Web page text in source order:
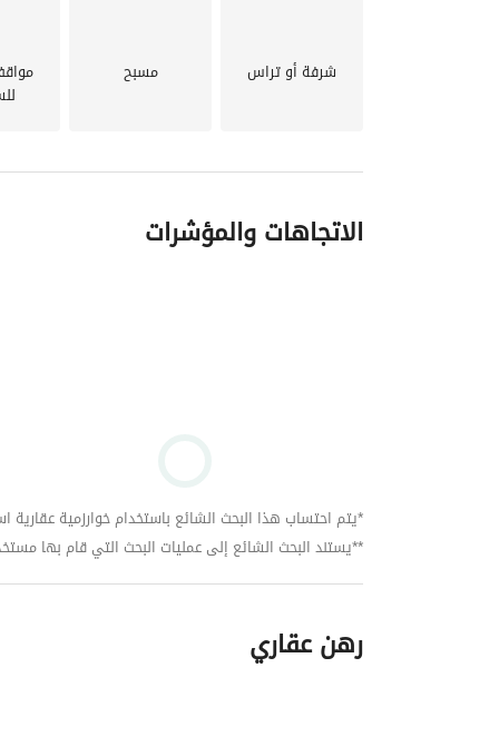
شرفة أو تراس مسبح
الاتجاهات والمؤشرات
*يتم احتساب هذا البحث الشائع باستخدام خوارزمية عقارية
**يستند البحث الشائع إلى عمليات البحث التي قام بها مستخدمي
رهن عقاري